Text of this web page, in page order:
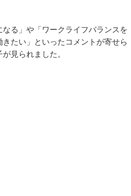
る」や「ワークライフバランスを
たい」といったコメントが寄せら
見られました。